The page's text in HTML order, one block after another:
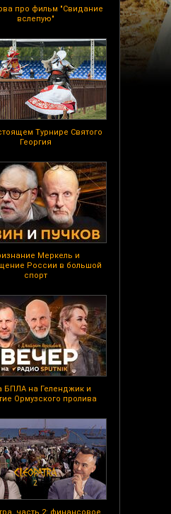
про фильм "Свидание
вслепую"
Турнире Святого
Георгия
Меркель и
России в большой
спорт
БПЛА на Геленджик и
Ормузского пролива